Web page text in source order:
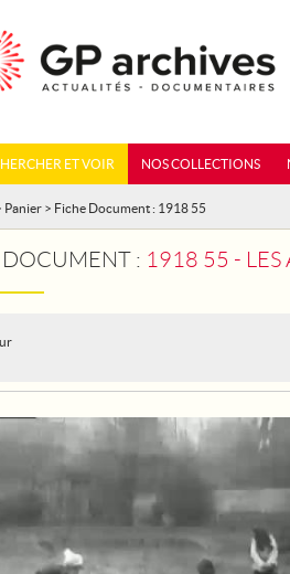
ET VOIR NOS COLLECTIONS
Panier > Fiche Document : 1918 55
DOCUMENT : 1918 55 - LES